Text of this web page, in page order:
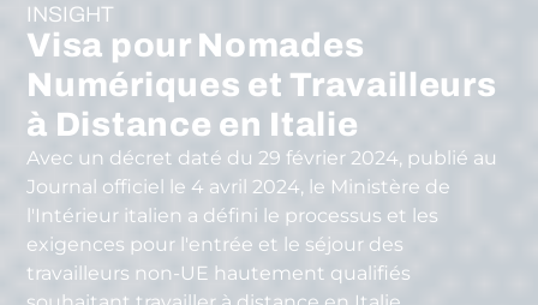
INSIGHT
Visa pour Nomades
Numériques et Travailleurs
à Distance en Italie
Avec un décret daté du 29 février 2024, publié au
Journal officiel le 4 avril 2024, le Ministère de
l'Intérieur italien a défini le processus et les
exigences pour l'entrée et le séjour des
travailleurs non-UE hautement qualifiés